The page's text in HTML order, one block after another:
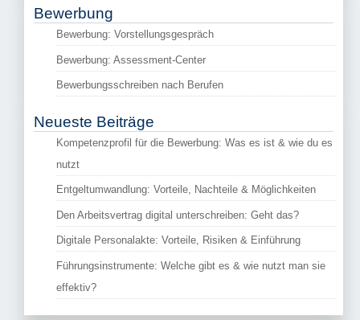
Bewerbung
Bewerbung: Vorstellungsgespräch
Bewerbung: Assessment-Center
Bewerbungsschreiben nach Berufen
Neueste Beiträge
Kompetenzprofil für die Bewerbung: Was es ist & wie du es
nutzt
Entgeltumwandlung: Vorteile, Nachteile & Möglichkeiten
Den Arbeitsvertrag digital unterschreiben: Geht das?
Digitale Personalakte: Vorteile, Risiken & Einführung
Führungsinstrumente: Welche gibt es & wie nutzt man sie
effektiv?